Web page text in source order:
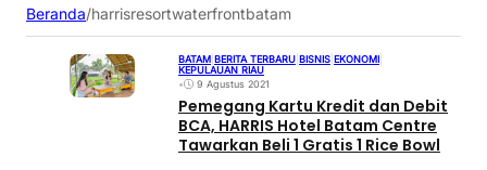
Beranda/harrisresortwaterfrontbatam
BATAM BERITA TERBARU BISNIS EKONOMI
KEPULAUAN RIAU
•
9 Agustus 2021
Pemegang Kartu Kredit dan Debit
BCA, HARRIS Hotel Batam Centre
Tawarkan Beli 1 Gratis 1 Rice Bowl